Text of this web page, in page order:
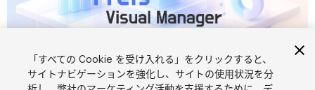
「すべての Cookie を受け入れる」をクリックすると、
サイトナビゲーションを強化し、サイトの使用状況を分